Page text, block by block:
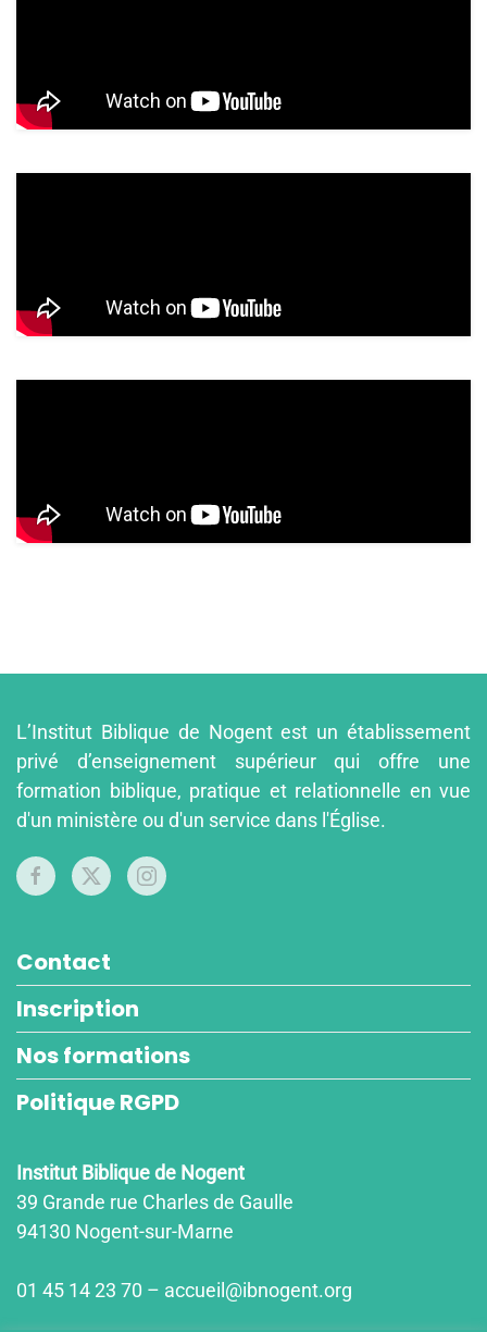
L’Institut Biblique de Nogent est un établissement
privé d’enseignement supérieur qui offre une
formation biblique, pratique et relationnelle en vue
d'un ministère ou d'un service dans l'Église.
Contact
Inscription
Nos formations
Politique RGPD
Institut Biblique de Nogent
39 Grande rue Charles de Gaulle
94130 Nogent-sur-Marne
01 45 14 23 70 – accueil@ibnogent.org